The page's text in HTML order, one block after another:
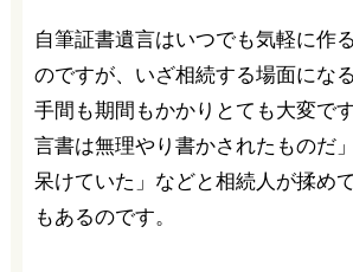
自筆証書遺言はいつでも気軽に作
のですが、いざ相続する場面にな
手間も期間もかかりとても大変で
言書は無理やり書かされたものだ
呆けていた」などと相続人が揉め
もあるのです。